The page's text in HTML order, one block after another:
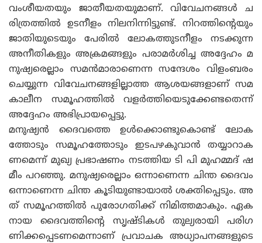
വംശീയതയും ജാതീയതയുമാണ്. വിവേചനങ്ങൾ ച
രിത്രത്തിൽ ഉടനീളം നിലനിന്നിട്ടുണ്ട്. നിറത്തിന്റെയും
ജാതിയുടെയും പേരിൽ ലോകത്തുടനീളം നടക്കുന്ന
അനീതികളും അക്രമങ്ങളും പരാമർശിച്ച അദ്ദേഹം മ
നുഷ്യരെല്ലാം സമൻമാരാണെന്ന സന്ദേശം വിളംബരം
ചെയ്യുന്ന വിവേചനങ്ങളില്ലാത്ത ആശയങ്ങളാണ് സമ
കാലീന സമൂഹത്തിൽ വളർത്തിയെടുക്കേണ്ടതെന്ന്
അദ്ദേഹം അഭിപ്രായപ്പെട്ടു.
മനുഷ്യൻ ദൈവത്തെ ഉൾക്കൊണ്ടുകൊണ്ട് ലോക
ത്തോടും സമൂഹത്തോടും ഇടപഴകുവാൻ തയ്യാറാക
ണമെന്ന് മുഖ്യ പ്രഭാഷണം നടത്തിയ ടി പി മുഹമ്മദ് ഷ
മീം പറഞ്ഞു. മനുഷ്യരെല്ലാം ഒന്നാണെന്ന ചിന്ത ദൈവം
ഒന്നാണെന്ന ചിന്ത കൂടിയുണ്ടായാൽ ശക്തിപ്പെടും. അ
ത് സമൂഹത്തിൽ പുരോഗതിക്ക് നിമിത്തമാകും. ഏക
നായ ദൈവത്തിന്റെ സൃഷ്‌ടികൾ തുല്യരായി പരിഗ
ണിക്കപ്പെടണമെന്നാണ് പ്രവാചക അധ്യാപനങ്ങളുടെ